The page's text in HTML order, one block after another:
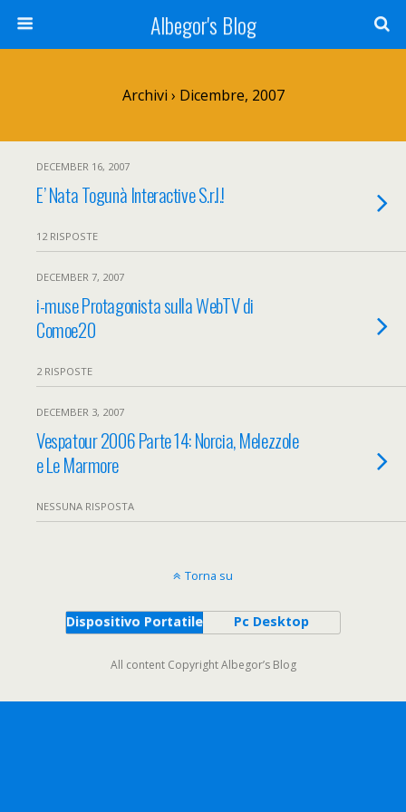
Albegor's Blog
Archivi › Dicembre, 2007
DECEMBER 16, 2007
E’ Nata Togunà Interactive S.r.l.!
12 RISPOSTE
DECEMBER 7, 2007
i-muse Protagonista sulla WebTV di
Comoe20
2 RISPOSTE
DECEMBER 3, 2007
Vespatour 2006 Parte 14: Norcia, Melezzole
e Le Marmore
NESSUNA RISPOSTA
Torna su
Dispositivo Portatile Pc Desktop
All content Copyright Albegor’s Blog